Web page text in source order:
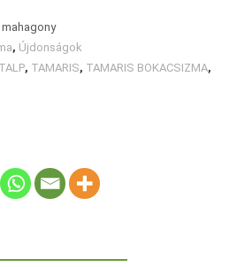
mahagony
, Újdonságok
, TAMARIS, TAMARIS BOKACSIZMA,